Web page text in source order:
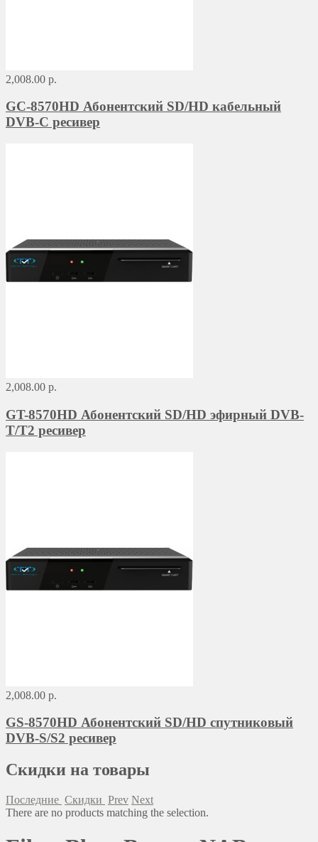
2,008.00 р.
GC-8570HD Абонентский SD/HD кабельный
DVB-C ресивер
2,008.00 р.
GT-8570HD Абонентский SD/HD эфирный DVB-
T/T2 ресивер
2,008.00 р.
GS-8570HD Абонентский SD/HD спутниковый
DVB-S/S2 ресивер
Скидки на товары
Последние Скидки Prev Next
There are no products matching the selection.